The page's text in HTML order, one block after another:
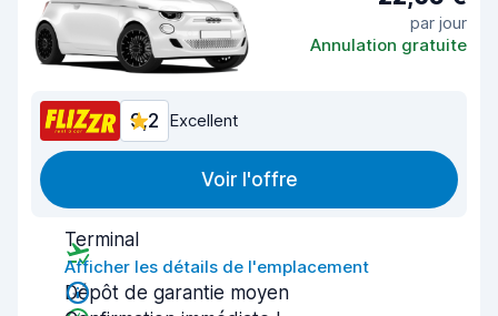
par jour
Annulation gratuite
9,2 Excellent
Voir l'offre
Terminal
Afficher les détails de l'emplacement
Dépôt de garantie moyen